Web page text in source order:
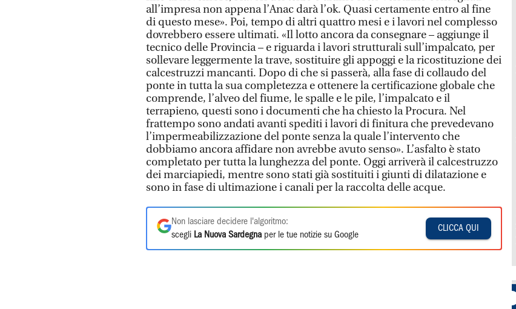
all’impresa non appena l’Anac darà l’ok. Quasi certamente entro al fine
di questo mese». Poi, tempo di altri quattro mesi e i lavori nel complesso
dovrebbero essere ultimati. «Il lotto ancora da consegnare – aggiunge il
tecnico delle Provincia – e riguarda i lavori strutturali sull’impalcato, per
sollevare leggermente la trave, sostituire gli appoggi e la ricostituzione dei
calcestruzzi mancanti. Dopo di che si passerà, alla fase di collaudo del
ponte in tutta la sua completezza e ottenere la certificazione globale che
comprende, l’alveo del fiume, le spalle e le pile, l’impalcato e il
terrapieno, questi sono i documenti che ha chiesto la Procura. Nel
frattempo sono andati avanti spediti i lavori di finitura che prevedevano
l’impermeabilizzazione del ponte senza la quale l’intervento che
dobbiamo ancora affidare non avrebbe avuto senso». L’asfalto è stato
completato per tutta la lunghezza del ponte. Oggi arriverà il calcestruzzo
dei marciapiedi, mentre sono stati già sostituiti i giunti di dilatazione e
sono in fase di ultimazione i canali per la raccolta delle acque.
Non lasciare decidere l'algoritmo:
scegli La Nuova Sardegna per le tue notizie su Google
CLICCA QUI